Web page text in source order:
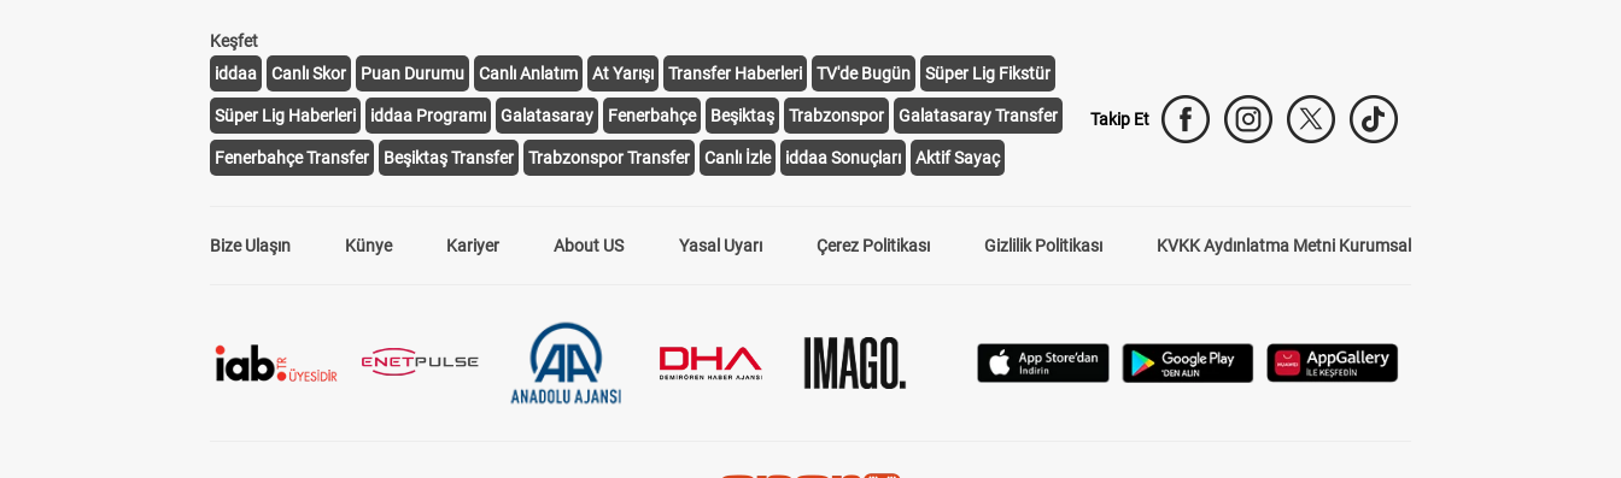
Keşfet
iddaa
Canlı Skor Puan Durumu Canlı Anlatım At Yarışı Transfer Haberleri TV'de Bugün Süper Lig Fikstür
Süper Lig Haberleri iddaa Programı Galatasaray Fenerbahçe Beşiktaş Trabzonspor Galatasaray Transfer
Fenerbahçe Transfer Beşiktaş Transfer Trabzonspor Transfer Canlı İzle iddaa Sonuçları Aktif Sayaç
Takip Et
Bize Ulaşın Künye Kariyer About US Yasal Uyarı Çerez Politikası Gizlilik Politikası KVKK Aydınlatma Metni Kurumsal